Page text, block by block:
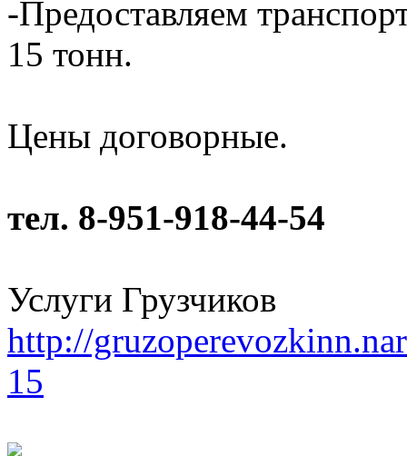
-Предоставляем
15 тонн.
Цены договорные.
тел. 8-951-918-44-54
Услуги Грузчиков
http://
15